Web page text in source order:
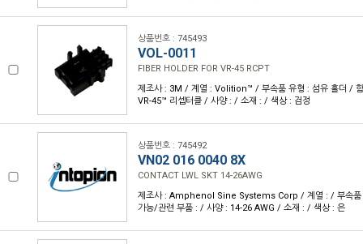
상품번호 : 745493
VOL-0011
FIBER HOLDER FOR VR-45 RCPT
제조사 : 3M / 계열 : Volition™ / 부속품 유형 : 섬유 홀더 /
VR-45™ 리셉터클 / 사양 : / 소재 : / 색상 : 검정
상품번호 : 745492
VN02 016 0040 8X
CONTACT LWL SKT 14-26AWG
제조사 : Amphenol Sine Systems Corp / 계열 : / 부속품
가능/관련 부품 : / 사양 : 14-26 AWG / 소재 : / 색상 : 은